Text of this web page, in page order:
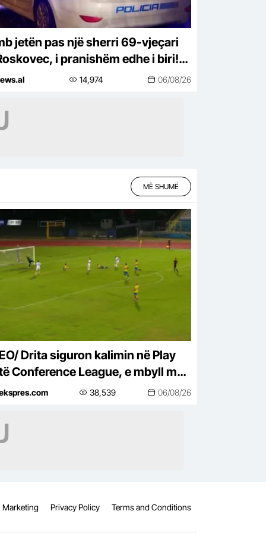
jetën pas një sherri 69-vjeçari
i pranishëm edhe i biri!
e ngjarjes dhe çfarë
14,974 06/08/26
MË SHUMË
Drita siguron kalimin në Play
Conference League, e mbyll me
takimin kundër Tre Fiorit
38,539 06/08/26
Marketing Privacy Policy Terms and Conditions